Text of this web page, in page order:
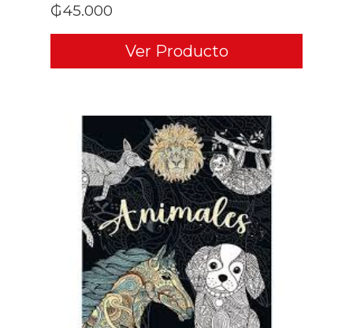
₲45.000
Ver Producto
ADD TO CART